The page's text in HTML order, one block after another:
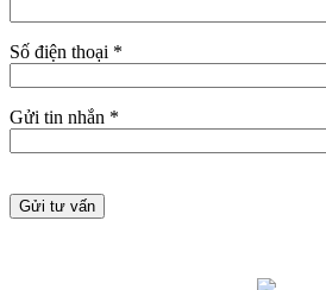
Số điện thoại *
Gửi tin nhắn *